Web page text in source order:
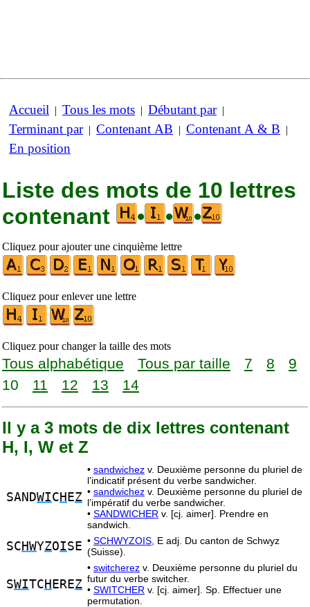
Accueil | Tous les mots | Débutant par|
Terminant par| Contenant AB | Contenant A & B |
En position
Liste des mots de 10 lettres
contenant
• • •
Cliquez pour ajouter une cinquième lettre
Cliquez pour enlever une lettre
Cliquez pour changer la taille des mots
Tous alphabétique Tous par taille 7 8
9
10
11 12 13 14
Il y a 3 mots de dix lettres contenant
H, I, W et Z
SANDWIC H EZ
• sandwichez v. Deuxième personne du pluriel de
l’indicatif présent du verbe sandwicher.
• sandwichez v. Deuxième personne du pluriel de
l’impératif du verbe sandwicher.
• SANDWICHER v. [cj. aimer]. Prendre en
sandwich.
SC HWYZOISE • SCHWYZOIS, E adj. Du canton de Schwyz
(Suisse).
SWITC H EREZ
• switcherez v. Deuxième personne du pluriel du
futur du verbe switcher.
• SWITCHER v. [cj. aimer]. Sp. Effectuer une
permutation.